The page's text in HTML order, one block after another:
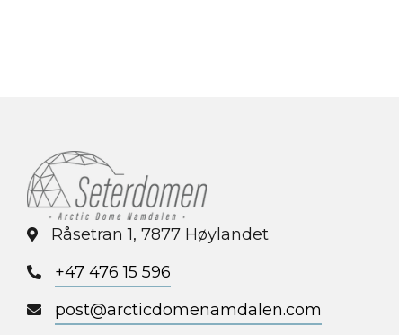
Råsetran 1, 7877 Høylandet
+47 476 15 596
post@arcticdomenamdalen.com